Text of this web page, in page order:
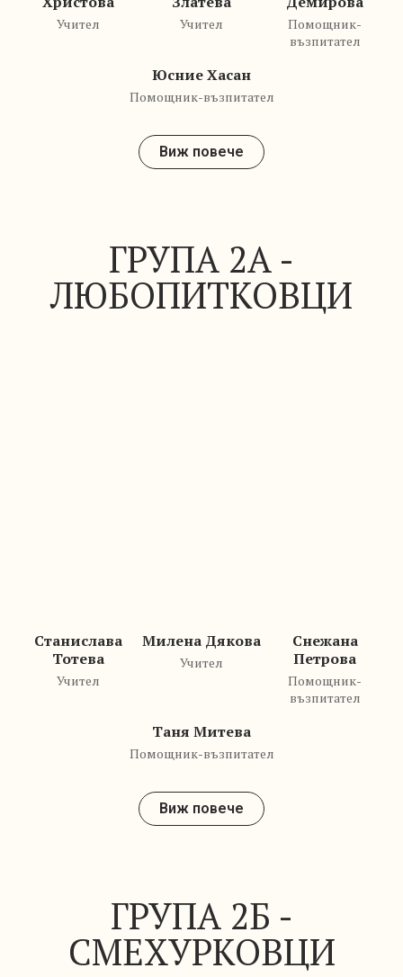
Учител Учител
Помощник-
възпитател
Юсние Хасан
Помощник-възпитател
Виж повече
ГРУПА 2А -
ЛЮБОПИТКОВЦИ
Станислава
Тотева
Учител
Милена Дякова
Учител
Снежана
Петрова
Помощник-
възпитател
Таня Митева
Помощник-възпитател
Виж повече
ГРУПА 2Б -
СМЕХУРКОВЦИ